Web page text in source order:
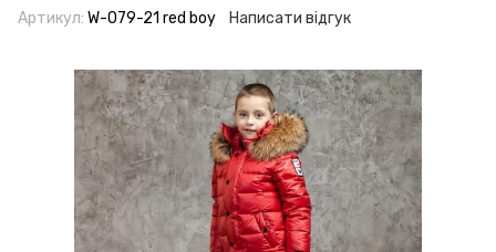
Артикул: W-079-21 red boy Написати відгук